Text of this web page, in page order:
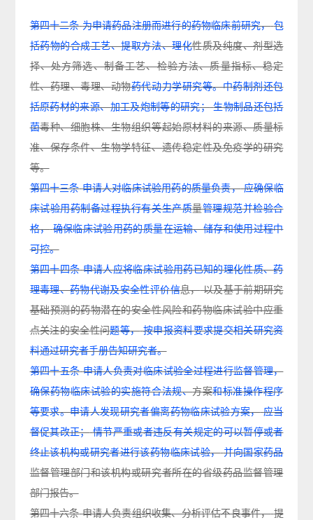
第四十二条 为申请药品注册而进行的药物临床前研究， 包
括药物的合成工艺、提取方法、理化性质及纯度、剂型选
择、处方筛选、制备工艺、检验方法、质量指标、稳定
性、药理、毒理、动物药代动力学研究等。中药制剂还包
括原药材的来源、加工及炮制等的研究； 生物制品还包括
菌毒种、细胞株、生物组织等起始原材料的来源、质量标
准、保存条件、生物学特征、遗传稳定性及免疫学的研究
等。
第四十三条 申请人对临床试验用药的质量负责， 应确保临
床试验用药制备过程执行有关生产质量管理规范并检验合
格， 确保临床试验用药的质量在运输、储存和使用过程中
可控。
第四十四条 申请人应将临床试验用药已知的理化性质、药
理毒理、药物代谢及安全性评价信息， 以及基于前期研究
基础预测的药物潜在的安全性风险和药物临床试验中应重
点关注的安全性问题等， 按申报资料要求提交相关研究资
料通过研究者手册告知研究者。
第四十五条 申请人负责对临床试验全过程进行监督管理，
确保药物临床试验的实施符合法规、方案和标准操作程序
等要求。申请人发现研究者偏离药物临床试验方案， 应当
督促其改正； 情节严重或者违反有关规定的可以暂停或者
终止该机构或研究者进行该药物临床试验， 并向国家药品
监督管理部门和该机构或研究者所在的省级药品监督管理
部门报告。
第四十六条 申请人负责组织收集、分析评估不良事件， 提